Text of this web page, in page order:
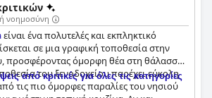
νοημοσύνη
είναι ένα πολυτελές και εκπληκτικό
σε μια γραφική τοποθεσία στην
προσφέροντας όμορφη θέα στη θάλασσα
του ξενοδοχείου παρέχει εύκολη
τις πιο όμορφες παραλίες του νησιού
από κριτικές για όλες τις κατηγορίες